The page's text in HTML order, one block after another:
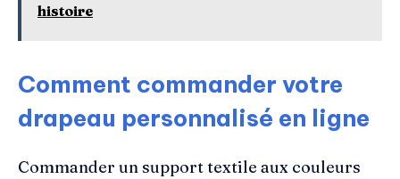
histoire
Comment commander votre
drapeau personnalisé en ligne
Commander un support textile aux couleurs